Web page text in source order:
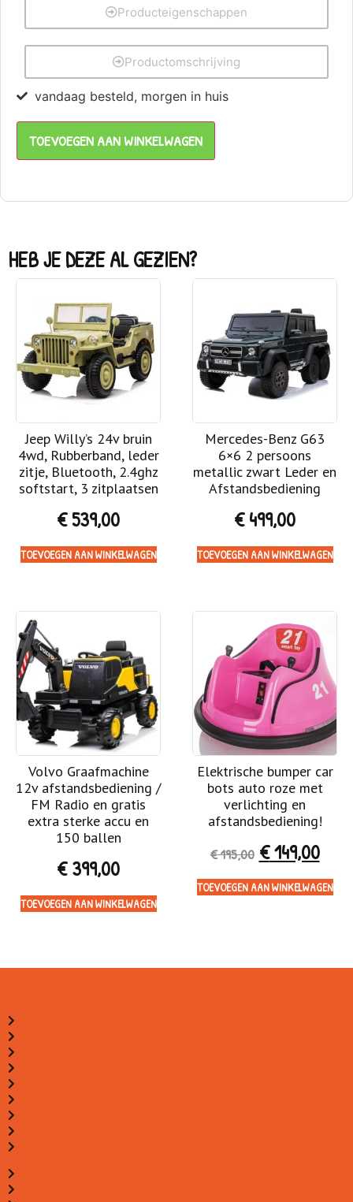
Producteigenschappen
Productomschrijving
vandaag besteld, morgen in huis
TOEVOEGEN AAN WINKELWAGEN
HEB JE DEZE AL GEZIEN?
Jeep Willy’s 24v bruin
4wd, Rubberband, leder
zitje, Bluetooth, 2.4ghz
softstart, 3 zitplaatsen
€539,00
TOEVOEGEN AAN WINKELWAGEN
Mercedes-Benz G63
6×6 2 persoons
metallic zwart Leder en
Afstandsbediening
€499,00
TOEVOEGEN AAN WINKELWAGEN
Volvo Graafmachine
12v afstandsbediening /
FM Radio en gratis
extra sterke accu en
150 ballen
€399,00
TOEVOEGEN AAN WINKELWAGEN
Elektrische bumper car
bots auto roze met
verlichting en
afstandsbediening!
€195,00 €149,00
TOEVOEGEN AAN WINKELWAGEN